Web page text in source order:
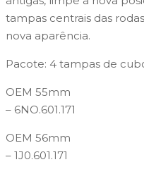
tampas centrais das
nova aparência.
Pacote: 4 tampas de
OEM 55mm
– 6NO.601.171
OEM 56mm
– 1J0.601.171